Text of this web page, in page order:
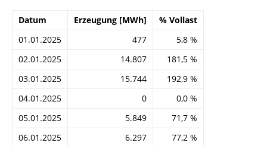
Datum Erzeugung [MWh]
% Vollast
01.01.2025
477
5,8 %
02.01.2025
14.807
181,5 %
03.01.2025
15.744
192,9 %
04.01.2025
0
0,0 %
05.01.2025
5.849
71,7 %
06.01.2025
6.297
77,2 %